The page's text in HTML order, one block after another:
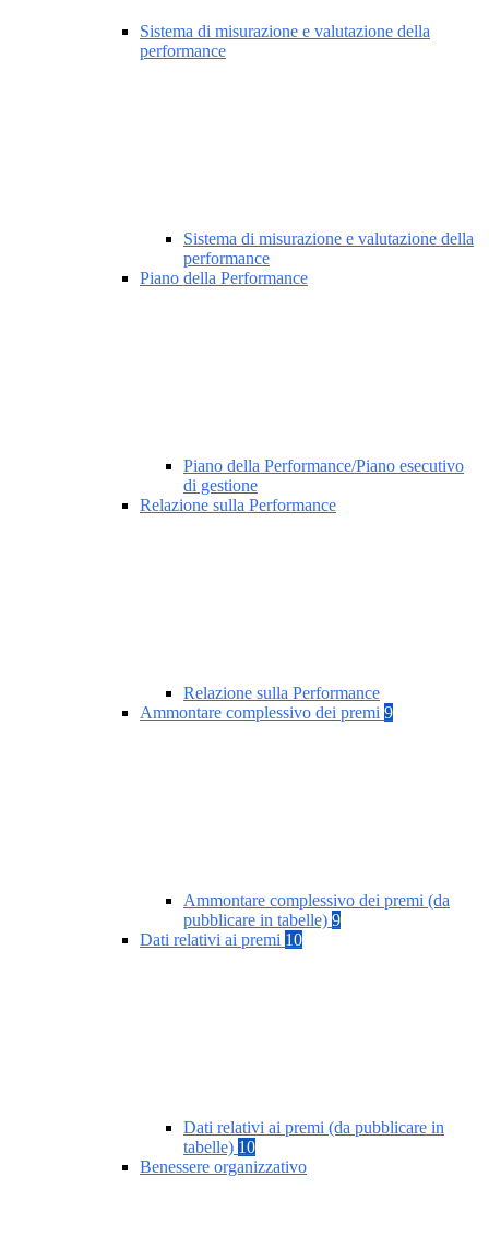
Sistema di misurazione e valutazione della
performance
Sistema di misurazione e valutazione della
performance
Piano della Performance
Piano della Performance/Piano esecutivo
di gestione
Relazione sulla Performance
Relazione sulla Performance
Ammontare complessivo dei premi 9
Ammontare complessivo dei premi (da
pubblicare in tabelle) 9
Dati relativi ai premi 10
Dati relativi ai premi (da pubblicare in
tabelle) 10
Benessere organizzativo